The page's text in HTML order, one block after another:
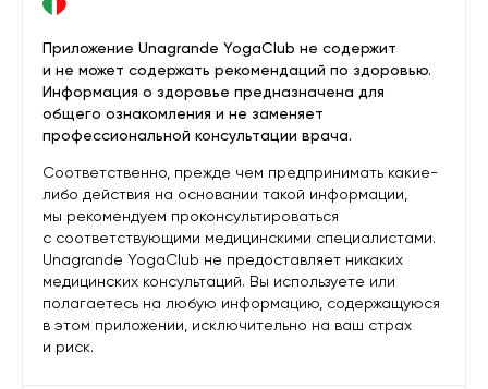
Приложение Unagrande YogaClub не содержит
и не может содержать рекомендаций по здоровью.
Информация о здоровье предназначена для
общего ознакомления и не заменяет
профессиональной консультации врача.
Соответственно, прежде чем предпринимать какие-
либо действия на основании такой информации,
мы рекомендуем проконсультироваться
с соответствующими медицинскими специалистами.
Unagrande YogaClub не предоставляет никаких
медицинских консультаций. Вы используете или
полагаетесь на любую информацию, содержащуюся
в этом приложении, исключительно на ваш страх
и риск.